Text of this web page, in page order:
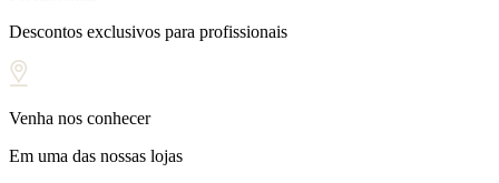
Descontos exclusivos para profissionais
Venha nos conhecer
Em uma das nossas lojas